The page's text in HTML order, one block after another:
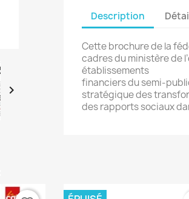

Description
Cette brochure de la
cadres du ministère de
établissements
financiers du semi-
stratégique des
des rapports sociaux